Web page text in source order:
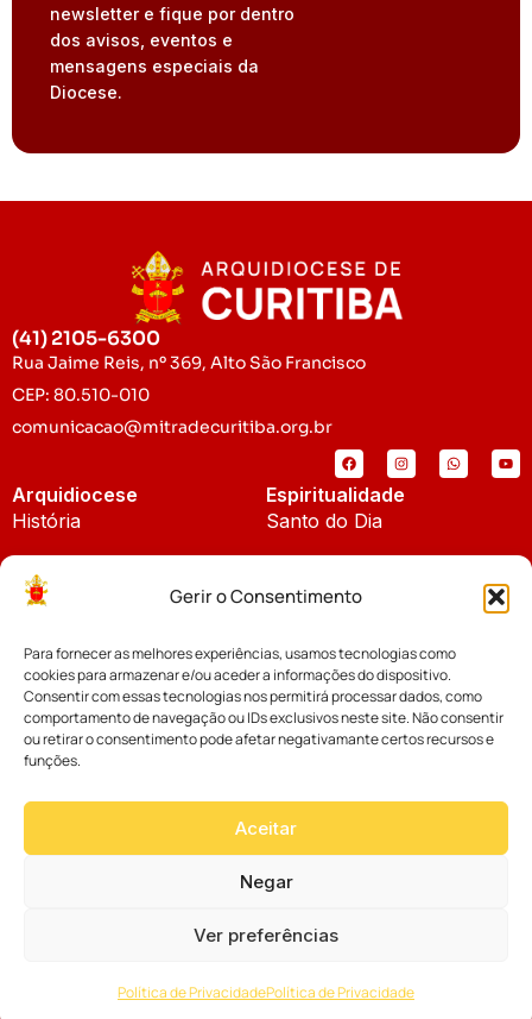
Gerir o Consentimento
Para fornecer as melhores experiências, usamos tecnologias como
cookies para armazenar e/ou aceder a informações do dispositivo.
Consentir com essas tecnologias nos permitirá processar dados, como
comportamento de navegação ou IDs exclusivos neste site. Não consentir
ou retirar o consentimento pode afetar negativamante certos recursos e
funções.
Aceitar
Negar
Ver preferências
Política de PrivacidadePolítica de Privacidade
newsletter e fique por dentro
dos avisos, eventos e
mensagens especiais da
Diocese.
(41) 2105-6300
Rua Jaime Reis, nº 369, Alto São Francisco
CEP: 80.510-010
comunicacao@mitradecuritiba.org.br
Arquidiocese
História
Padroeira
Espiritualidade
Santo do Dia
Notícias
Notícias da Arquidiocese
Notícias Cáritas
Palavra dos Bispos
Cúria Diocesana
Fundo Diocesano
Vicariatos da Educação
Eventos
por